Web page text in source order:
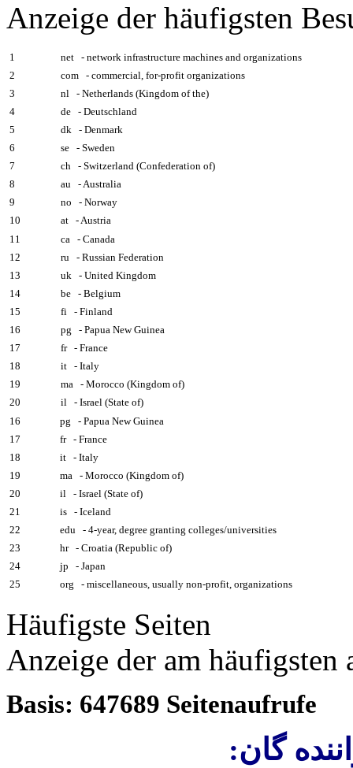
Anzeige der häufigsten
1
net - network infrastructure machines and organizations
2
com - commercial, for-profit organizations
3
nl - Netherlands (Kingdom of the)
4
de - Deutschland
5
dk - Denmark
6
se - Sweden
7
ch - Switzerland (Confederation of)
8
au - Australia
9
no - Norway
10
at - Austria
11
ca - Canada
12
ru - Russian Federation
13
uk - United Kingdom
14
be - Belgium
15
fi - Finland
16
pg - Papua New Guinea
17
fr - France
18
it - Italy
19
ma - Morocco (Kingdom of)
20
il - Israel (State of)
16
pg - Papua New Guinea
17
fr - France
18
it - Italy
19
ma - Morocco (Kingdom of)
20
il - Israel (State of)
21
is - Iceland
22
edu - 4-year, degree granting colleges/universities
23
hr - Croatia (Republic of)
24
jp - Japan
25
org - miscellaneous, usually non-profit, organizations
Häufigste Seiten
Anzeige der am häufigsten
Basis: 647689 Seitenaufrufe
گان: